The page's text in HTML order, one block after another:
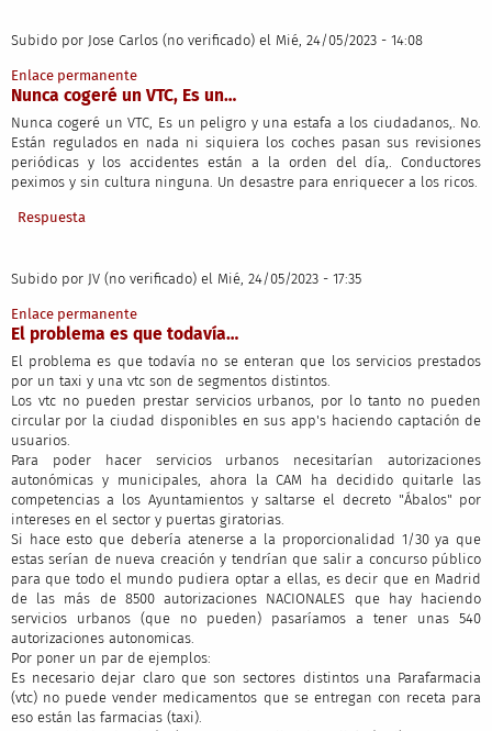
Subido por Jose Carlos (no verificado) el Mié, 24/05/2023 - 14:08
Enlace permanente
Nunca cogeré un VTC, Es un…
Nunca cogeré un VTC, Es un peligro y una estafa a los ciudadanos,. No.
Están regulados en nada ni siquiera los coches pasan sus revisiones
periódicas y los accidentes están a la orden del día,. Conductores
peximos y sin cultura ninguna. Un desastre para enriquecer a los ricos.
Respuesta
Subido por JV (no verificado) el Mié, 24/05/2023 - 17:35
Enlace permanente
El problema es que todavía…
El problema es que todavía no se enteran que los servicios prestados
por un taxi y una vtc son de segmentos distintos.
Los vtc no pueden prestar servicios urbanos, por lo tanto no pueden
circular por la ciudad disponibles en sus app's haciendo captación de
usuarios.
Para poder hacer servicios urbanos necesitarían autorizaciones
autonómicas y municipales, ahora la CAM ha decidido quitarle las
competencias a los Ayuntamientos y saltarse el decreto "Ábalos" por
intereses en el sector y puertas giratorias.
Si hace esto que debería atenerse a la proporcionalidad 1/30 ya que
estas serían de nueva creación y tendrían que salir a concurso público
para que todo el mundo pudiera optar a ellas, es decir que en Madrid
de las más de 8500 autorizaciones NACIONALES que hay haciendo
servicios urbanos (que no pueden) pasaríamos a tener unas 540
autorizaciones autonomicas.
Por poner un par de ejemplos:
Es necesario dejar claro que son sectores distintos una Parafarmacia
(vtc) no puede vender medicamentos que se entregan con receta para
eso están las farmacias (taxi).